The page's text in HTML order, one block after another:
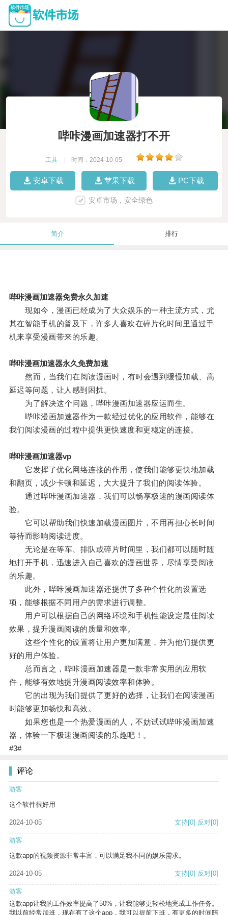
哔咔漫画加速器打不开
工具 时间：2024-10-05
安卓下载 苹果下载 PC下载
安卓市场，安全绿色
简介 排行
哔咔漫画加速器免费永久加速
现如今，漫画已经成为了大众娱乐的一种主流方式，尤
其在智能手机的普及下，许多人喜欢在碎片化时间里通过手
机来享受漫画带来的乐趣。
哔咔漫画加速器永久免费加速
然而，当我们在阅读漫画时，有时会遇到缓慢加载、高
延迟等问题，让人感到困扰。
为了解决这个问题，哔咔漫画加速器应运而生。
哔咔漫画加速器作为一款经过优化的应用软件，能够在
我们阅读漫画的过程中提供更快速度和更稳定的连接。
哔咔漫画加速器vp
它发挥了优化网络连接的作用，使我们能够更快地加载
和翻页，减少卡顿和延迟，大大提升了我们的阅读体验。
通过哔咔漫画加速器，我们可以畅享极速的漫画阅读体
验。
它可以帮助我们快速加载漫画图片，不用再担心长时间
等待而影响阅读进度。
无论是在等车、排队或碎片时间里，我们都可以随时随
地打开手机，迅速进入自己喜欢的漫画世界，尽情享受阅读
的乐趣。
此外，哔咔漫画加速器还提供了多种个性化的设置选
项，能够根据不同用户的需求进行调整。
用户可以根据自己的网络环境和手机性能设定最佳阅读
效果，提升漫画阅读的质量和效率。
这些个性化的设置将让用户更加满意，并为他们提供更
好的用户体验。
总而言之，哔咔漫画加速器是一款非常实用的应用软
件，能够有效地提升漫画阅读效率和体验。
它的出现为我们提供了更好的选择，让我们在阅读漫画
时能够更加畅快和高效。
如果您也是一个热爱漫画的人，不妨试试哔咔漫画加速
器，体验一下极速漫画阅读的乐趣吧！。
#3#
评论
游客
这个软件很好用
2024-10-05 支持[0] 反对[0]
游客
这款app的视频资源非常丰富，可以满足我不同的娱乐需求。
2024-10-05 支持[0] 反对[0]
游客
这款app让我的工作效率提高了50%，让我能够更轻松地完成工作任务。
我以前经常加班，现在有了这个app，我可以提前下班，有更多的时间陪